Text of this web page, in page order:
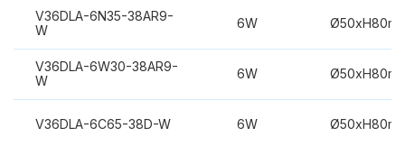
V36DLA-6N35-38AR9-
W
6W
V36DLA-6W30-38AR9-
W
6W
V36DLA-6C65-38D-W 6W